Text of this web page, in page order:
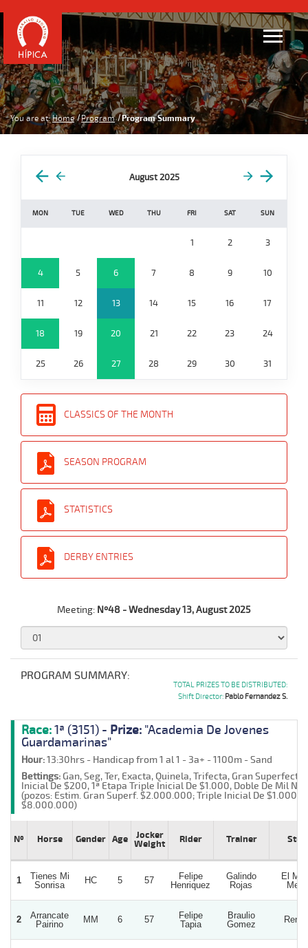
You are at: Home Program Program Summary
August 2025
MON TUE WED THU FRI SAT SUN
1 2 3
4 5 6 7 8 9 10
11 12 13 14 15 16 17
18 19 20 21 22 23 24
25 26 27 28 29 30 31
CLASSICS OF THE MONTH
SEASON PROGRAM
STATISTICS
DERBY ENTRIES
Meeting: Nº48 - Wednesday 13, August 2025
PROGRAM SUMMARY:
TOTAL PRIZES TO BE DISTRIBUTED:
Shift Director: Pablo Fernandez S.
Race:1ª (3151) - Prize: "Academia De Jovenes
Guardamarinas"
Hour:13:30hrs - Handicap from 1 al 1 - 3a+ - 1100m - Sand
Bettings:Gan, Seg, Ter, Exacta, Quinela, Trifecta, Gran Superfecta
Inicial De $200, 1ª Etapa Triple Inicial De $1.000, Doble De Mil Nº 1
(pozos: Estim. Gran Superf. $2.000.000; Triple Inicial De $1.000
$8.000.000)
Nº Horse Gender Age
Jocker
Weight
Rider Trainer Stud
1
Tienes Mi
Sonrisa
HC 5 57
Felipe
Henriquez
Galindo
Rojas
El
Mero
2
Arrancate
Pairino
MM 6 57
Felipe
Tapia
Braulio
Gomez